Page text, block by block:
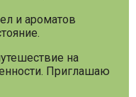
и ароматов
на
Приглашаю